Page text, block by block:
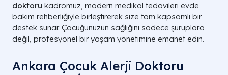
doktoru kadromuz, modern medikal tedavileri evde
bakım rehberliğiyle birleştirerek size tam kapsamlı bir
destek sunar. Çocuğunuzun sağlığını sadece şuruplara
değil, profesyonel bir yaşam yönetimine emanet edin.
Ankara Çocuk Alerji Doktoru